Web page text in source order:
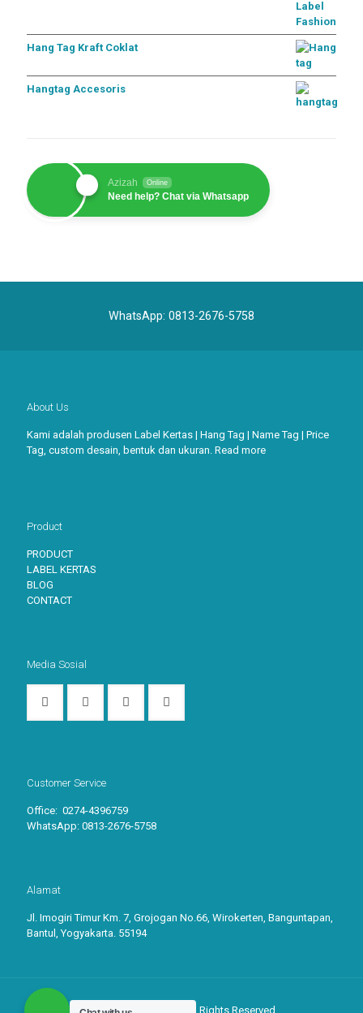
Hang Tag Kraft Coklat
Hangtag Accesoris
Azizah Online
Need help? Chat via Whatsapp
WhatsApp: 0813-2676-5758
About Us
Kami adalah produsen Label Kertas | Hang Tag | Name Tag | Price
Tag, custom desain, bentuk dan ukuran. Read more
Product
PRODUCT
LABEL KERTAS
BLOG
CONTACT
Media Sosial
Customer Service
Office: 0274-4396759
WhatsApp: 0813-2676-5758
Alamat
Jl. Imogiri Timur Km. 7, Grojogan No.66, Wirokerten, Banguntapan,
Bantul, Yogyakarta. 55194
© 2026Label Kertas. All Rights Reserved.